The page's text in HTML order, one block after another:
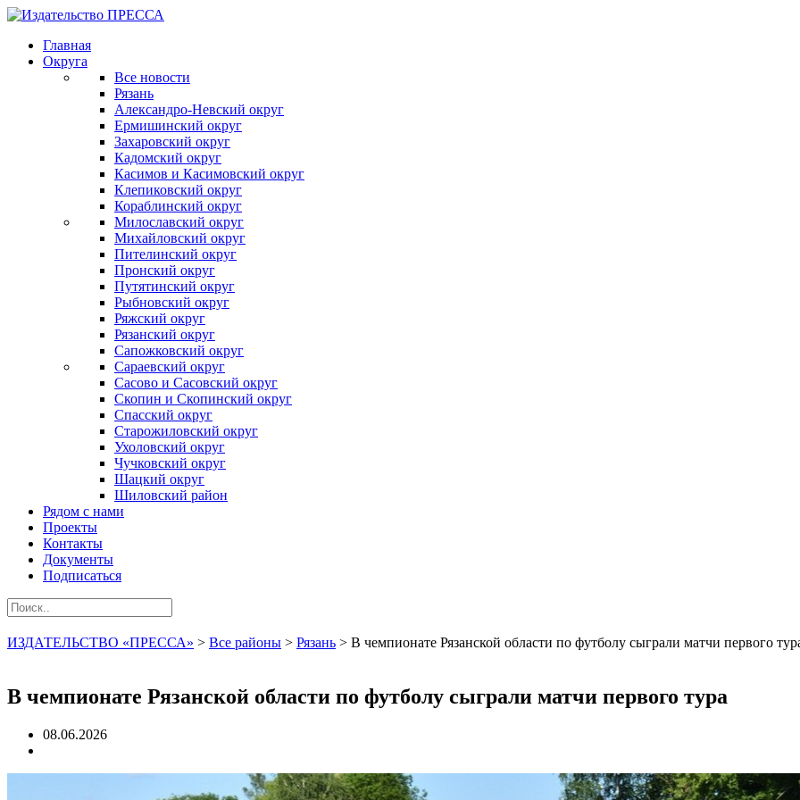
Главная
Округа
Все новости
Рязань
Александро-Невский округ
Ермишинский округ
Захаровский округ
Кадомский округ
Касимов и Касимовский округ
Клепиковский округ
Кораблинский округ
Милославский округ
Михайловский округ
Пителинский округ
Пронский округ
Путятинский округ
Рыбновский округ
Ряжский округ
Рязанский округ
Сапожковский округ
Сараевский округ
Сасово и Сасовский округ
Скопин и Скопинский округ
Спасский округ
Старожиловский округ
Ухоловский округ
Чучковский округ
Шацкий округ
Шиловский район
Рядом с нами
Проекты
Контакты
Документы
Подписаться
ИЗДАТЕЛЬСТВО «ПРЕССА» > Все районы > Рязань > В чемпионате Рязанской области по футболу сыграли матчи первого
В чемпионате Рязанской области по футболу сыграли матчи первого тура
08.06.2026